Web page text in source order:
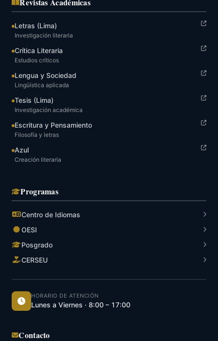
Letras (Lima)
Investigación literaria
Crítica Literaria
Estudios críticos
Lengua y Sociedad
Lingüística aplicada
Tesis (Lima)
Investigación académica
Escritura y Pensamiento
Filosofía y letras
Azul
Creación literaria
Programas
Centro de Idiomas
OESI
Posgrado
CERSEU
HORARIO DE ATENCIÓN
Lunes a Viernes · 8:00 – 17:00
Contacto